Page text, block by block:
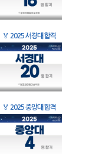
🏅 2025 서경대 합격
🏅 2025 중앙대 합격